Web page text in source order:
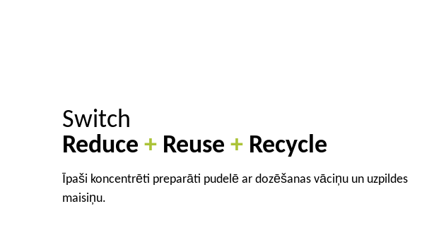
Switch
Reduce + Reuse + Recycle
Īpaši koncentrēti preparāti pudelē ar dozēšanas vāciņu un uzpildes
maisiņu.